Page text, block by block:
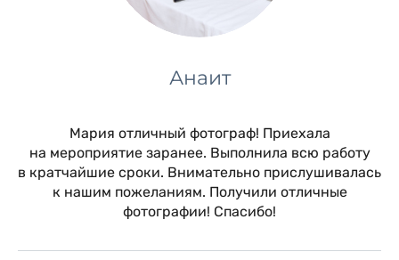
Анаит
Мария отличный фотограф! Приехала
на мероприятие заранее. Выполнила всю работу
в кратчайшие сроки. Внимательно прислушивалась
к нашим пожеланиям. Получили отличные
фотографии! Спасибо!